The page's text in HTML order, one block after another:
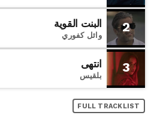
2 البنت القوية
وائل كفوري
3 انتهى
بلقيس
FULL TRACKLIST